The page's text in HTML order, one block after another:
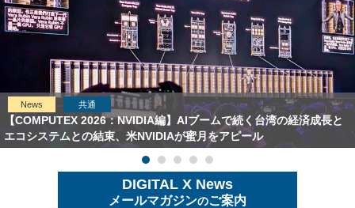
News 共通
【COMPUTEX 2026：NVIDIA編】AIブームで続く台湾の経済成長と
エコシステムとの結束、米NVIDIAが蜜月をアピール
DIGITAL X News
メールマガジンのご案内